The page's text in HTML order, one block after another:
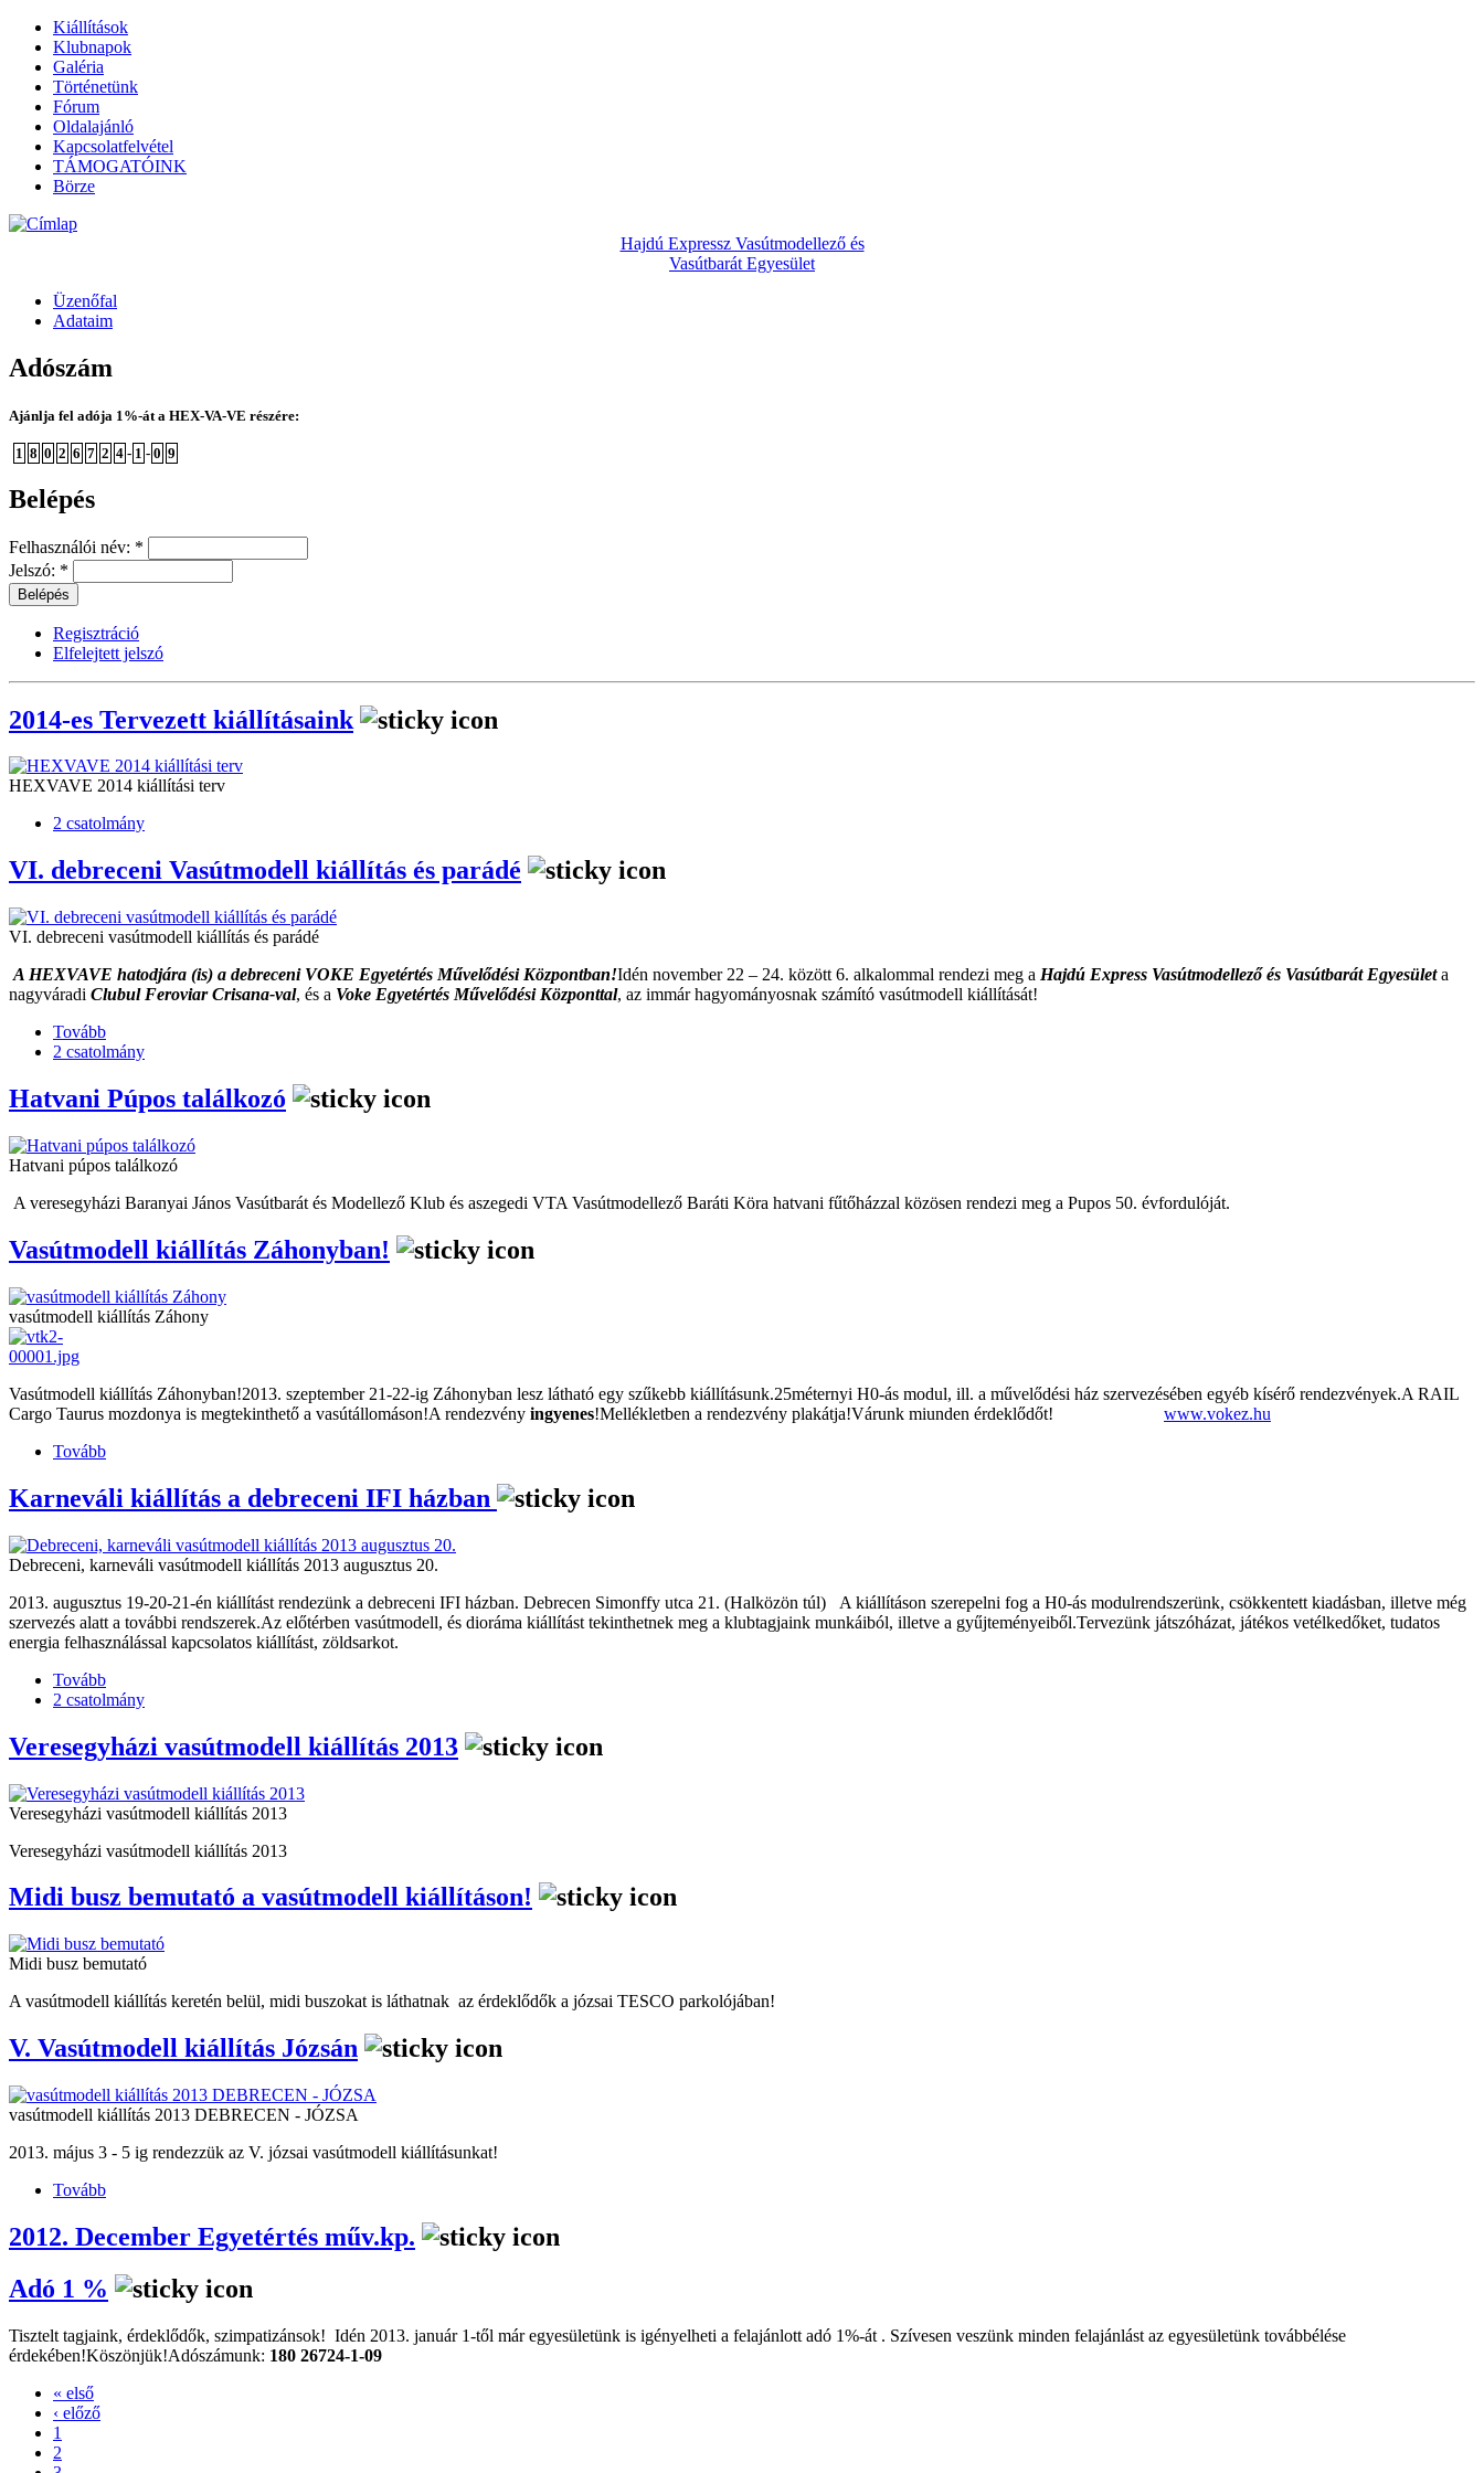
Kiállítások
Klubnapok
Galéria
Történetünk
Fórum
Oldalajánló
Kapcsolatfelvétel
TÁMOGATÓINK
Börze
Hajdú Expressz Vasútmodellező és
Vasútbarát Egyesület
Üzenőfal
Adataim
Adószám
Ajánlja fel adója 1%-át a HEX-VA-VE részére:
1 8 0 2 6 7 2 4 - 1 - 0 9
Belépés
Felhasználói név: *
Jelszó: *
Regisztráció
Elfelejtett jelszó
2014-es Tervezett kiállításaink
HEXVAVE 2014 kiállítási terv
2 csatolmány
VI. debreceni Vasútmodell kiállítás és parádé
VI. debreceni vasútmodell kiállítás és parádé
A HEXVAVE hatodjára (is) a debreceni VOKE Egyetértés Művelődési Központban!Idén november 22 – 24. között 6. alkalommal rendezi meg a Hajdú Express Vasútmodellező és Vasútbarát Egyesületa
nagyváradi Clubul Feroviar Crisana-val, és a Voke Egyetértés Művelődési Központtal, az immár hagyományosnak számító vasútmodell kiállítását!
Tovább
2 csatolmány
Hatvani Púpos találkozó
Hatvani púpos találkozó
A veresegyházi Baranyai János Vasútbarát és Modellező Klub és aszegedi VTA Vasútmodellező Baráti Köra hatvani fűtőházzal közösen rendezi meg a Pupos 50. évfordulóját.
Vasútmodell kiállítás Záhonyban!
vasútmodell kiállítás Záhony
Vasútmodell kiállítás Záhonyban!2013. szeptember 21-22-ig Záhonyban lesz látható egy szűkebb kiállításunk.25méternyi H0-ás modul, ill. a művelődési ház szervezésében egyéb kísérő rendezvények.A RAIL
Cargo Taurus mozdonya is megtekinthető a vasútállomáson!A rendezvény ingyenes!Mellékletben a rendezvény plakátja!Várunk miunden érdeklődőt! www.vokez.hu
Tovább
Karneváli kiállítás a debreceni IFI házban
Debreceni, karneváli vasútmodell kiállítás 2013 augusztus 20.
2013. augusztus 19-20-21-én kiállítást rendezünk a debreceni IFI házban. Debrecen Simonffy utca 21. (Halközön túl) A kiállításon szerepelni fog a H0-ás modulrendszerünk, csökkentett kiadásban, illetve még
szervezés alatt a további rendszerek.Az előtérben vasútmodell, és dioráma kiállítást tekinthetnek meg a klubtagjaink munkáiból, illetve a gyűjteményeiből.Tervezünk játszóházat, játékos vetélkedőket, tudatos
energia felhasználással kapcsolatos kiállítást, zöldsarkot.
Tovább
2 csatolmány
Veresegyházi vasútmodell kiállítás 2013
Veresegyházi vasútmodell kiállítás 2013
Veresegyházi vasútmodell kiállítás 2013
Midi busz bemutató a vasútmodell kiállításon!
Midi busz bemutató
A vasútmodell kiállítás keretén belül, midi buszokat is láthatnak az érdeklődők a józsai TESCO parkolójában!
V. Vasútmodell kiállítás Józsán
vasútmodell kiállítás 2013 DEBRECEN - JÓZSA
2013. május 3 - 5 ig rendezzük az V. józsai vasútmodell kiállításunkat!
Tovább
2012. December Egyetértés műv.kp.
Adó 1 %
Tisztelt tagjaink, érdeklődők, szimpatizánsok! Idén 2013. január 1-től már egyesületünk is igényelheti a felajánlott adó 1%-át . Szívesen veszünk minden felajánlást az egyesületünk továbbélése
érdekében!Köszönjük!Adószámunk: 180 26724-1-09
« első
‹ előző
1
2